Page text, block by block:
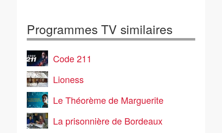
Programmes TV similaires
Code 211
Lioness
Le Théorème de Marguerite
La prisonnière de Bordeaux